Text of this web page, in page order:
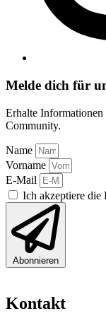
Melde dich für
Erhalte Informationen
Community.
Name
Vorname
E-Mail
Ich akzeptiere die
Abonnieren
Kontakt